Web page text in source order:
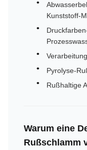
Kunststoff-
Pyrolyse-
Rußhaltige
Warum eine
Rußschlamm